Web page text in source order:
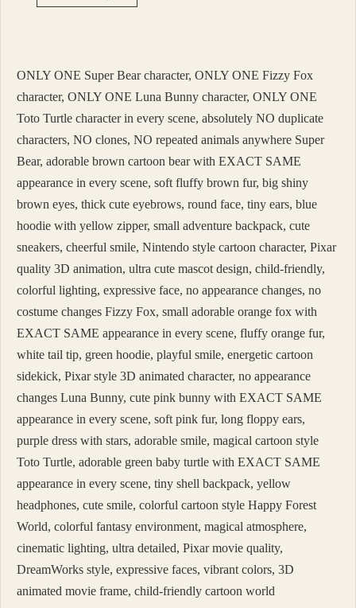
Kutlaması
ONLY ONE Super Bear character, ONLY ONE Fizzy Fox
character, ONLY ONE Luna Bunny character, ONLY ONE
Toto Turtle character in every scene, absolutely NO duplicate
characters, NO clones, NO repeated animals anywhere Super
Bear, adorable brown cartoon bear with EXACT SAME
appearance in every scene, soft fluffy brown fur, big shiny
brown eyes, thick cute eyebrows, round face, tiny ears, blue
hoodie with yellow zipper, small adventure backpack, cute
sneakers, cheerful smile, Nintendo style cartoon character, Pixar
quality 3D animation, ultra cute mascot design, child-friendly,
colorful lighting, expressive face, no appearance changes, no
costume changes Fizzy Fox, small adorable orange fox with
EXACT SAME appearance in every scene, fluffy orange fur,
white tail tip, green hoodie, playful smile, energetic cartoon
sidekick, Pixar style 3D animated character, no appearance
changes Luna Bunny, cute pink bunny with EXACT SAME
appearance in every scene, soft pink fur, long floppy ears,
purple dress with stars, adorable smile, magical cartoon style
Toto Turtle, adorable green baby turtle with EXACT SAME
appearance in every scene, tiny shell backpack, yellow
headphones, cute smile, colorful cartoon style Happy Forest
World, colorful fantasy environment, magical atmosphere,
cinematic lighting, ultra detailed, Pixar movie quality,
DreamWorks style, expressive faces, vibrant colors, 3D
animated movie frame, child-friendly cartoon world